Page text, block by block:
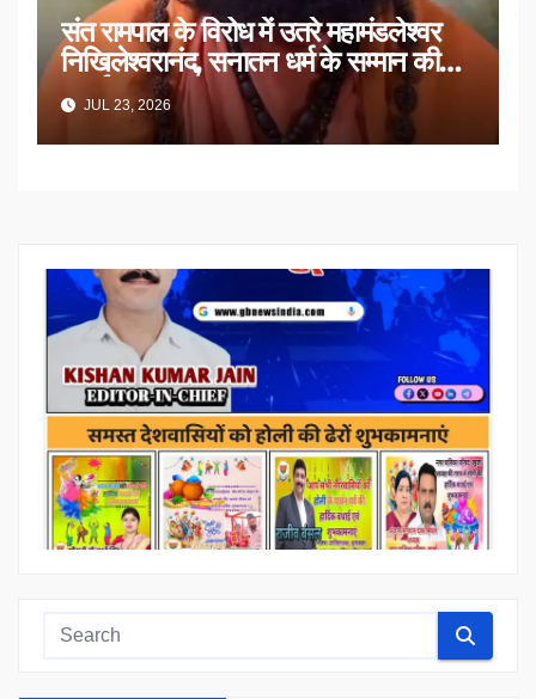
संत रामपाल के विरोध में उतरे महामंडलेश्वर
निखिलेश्वरानंद, सनातन धर्म के सम्मान की
उठाई मांग
JUL 23, 2026